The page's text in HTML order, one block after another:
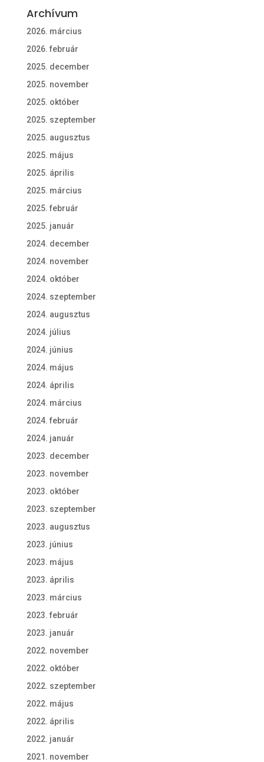
Archívum
2026. március
2026. február
2025. december
2025. november
2025. október
2025. szeptember
2025. augusztus
2025. május
2025. április
2025. március
2025. február
2025. január
2024. december
2024. november
2024. október
2024. szeptember
2024. augusztus
2024. július
2024. június
2024. május
2024. április
2024. március
2024. február
2024. január
2023. december
2023. november
2023. október
2023. szeptember
2023. augusztus
2023. június
2023. május
2023. április
2023. március
2023. február
2023. január
2022. november
2022. október
2022. szeptember
2022. május
2022. április
2022. január
2021. november